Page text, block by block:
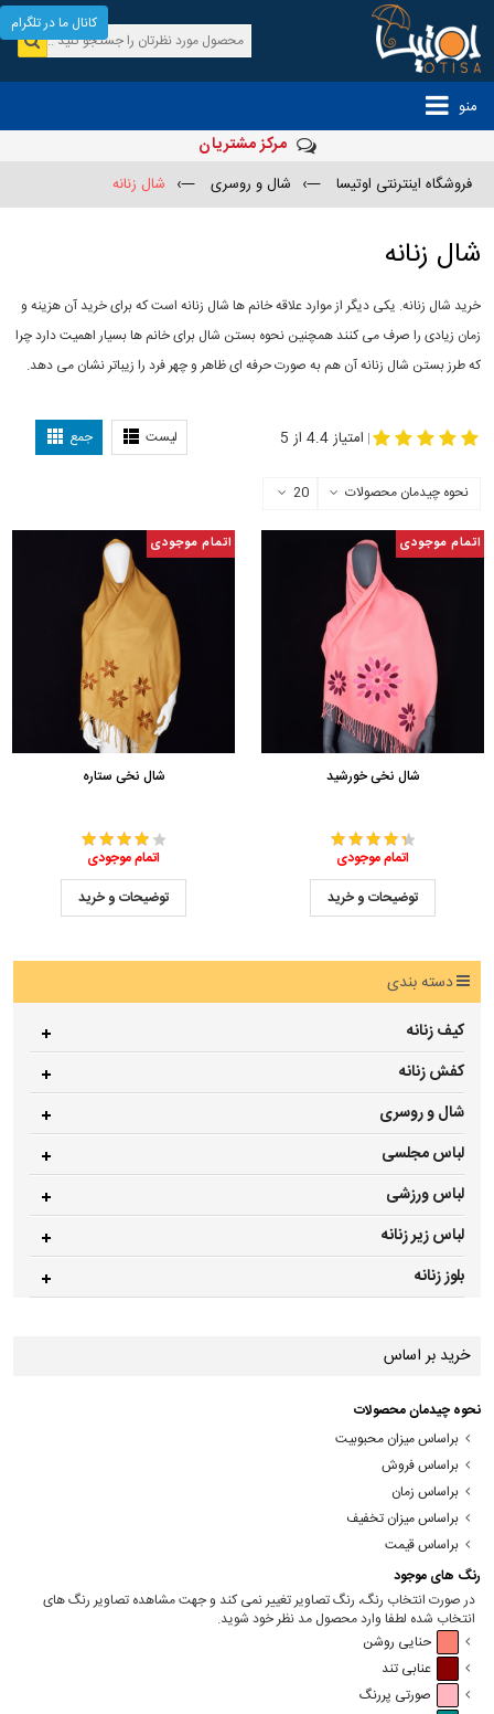
منو
مرکز مشتریان
فروشگاه اینترنتی اوتیسا —› شال و روسری —› شال زنانه
شال زنانه
خرید شال زنانه. یکی دیگر از موارد علاقه خانم ها شال زنانه است که برای خرید آن هزینه و
زمان زیادی را صرف می کنند همچنین نحوه بستن شال برای خانم ها بسیار اهمیت دارد چرا
که طرز بستن شال زنانه آن هم به صورت حرفه ای ظاهر و چهر فرد را زیباتر نشان می دهد.
لیست جمع | امتیاز 4.4 از 5
نحوه چیدمان محصولات 20
اتمام موجودی
شال نخی خورشید
اتمام موجودی
توضیحات و خرید
اتمام موجودی
شال نخی ستاره
اتمام موجودی
توضیحات و خرید
دسته بندی
کیف زنانه
کفش زنانه
شال و روسری
لباس مجلسی
لباس ورزشی
لباس زیر زنانه
بلوز زنانه
خرید بر اساس
نحوه چیدمان محصولات
براساس میزان محبوبیت
براساس فروش
براساس زمان
براساس میزان تخفیف
براساس قیمت
رنگ های موجود
در صورت انتخاب رنگ، رنگ تصاویر تغییر نمی کند و جهت مشاهده تصاویر رنگ های
انتخاب شده لطفا وارد محصول مد نظر خود شوید.
حنایی روشن
عنابی تند
صورتی پررنگ
کانال ما در تلگرام